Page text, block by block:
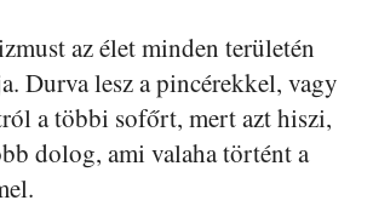
az élet minden területén
Durva lesz a pincérekkel, vagy
a többi sofőrt, mert azt hiszi,
dolog, ami valaha történt a